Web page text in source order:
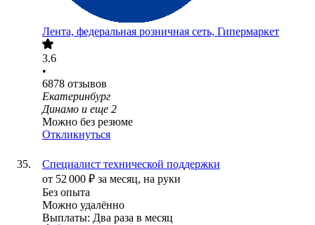
Лента, федеральная розничная сеть, Гипермаркет
3.6
•
6878 отзывов
Екатеринбург
Динамо и еще 2
Можно без резюме
Откликнуться
Специалист технической поддержки
от 52 000 ₽ за месяц, на руки
Без опыта
Можно удалённо
Выплаты: Два раза в месяц